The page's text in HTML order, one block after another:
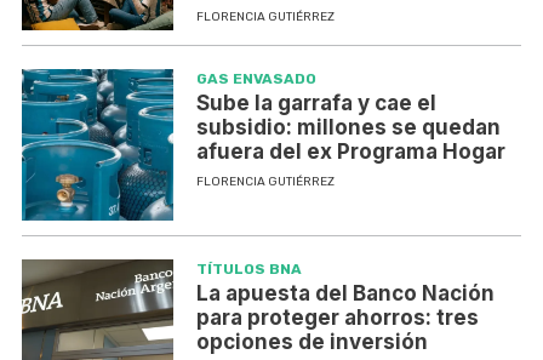
FLORENCIA GUTIÉRREZ
GAS ENVASADO
Sube la garrafa y cae el
subsidio: millones se quedan
afuera del ex Programa Hogar
FLORENCIA GUTIÉRREZ
TÍTULOS BNA
La apuesta del Banco Nación
para proteger ahorros: tres
opciones de inversión